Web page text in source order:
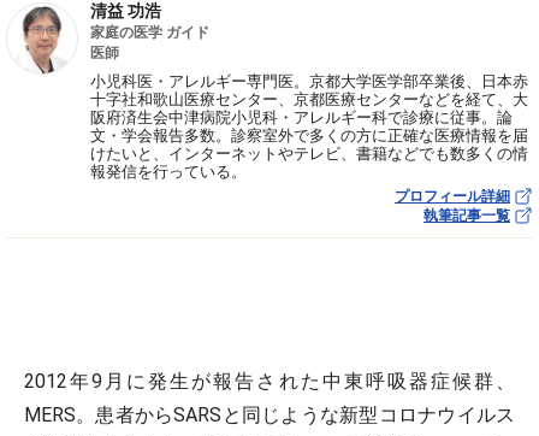
清益 功浩
家庭の医学 ガイド
医師
小児科医・アレルギー専門医。京都大学医学部卒業後、日本赤
十字社和歌山医療センター、京都医療センターなどを経て、大
阪府済生会中津病院小児科・アレルギー科で診療に従事。論
文・学会報告多数。診察室外で多くの方に正確な医療情報を届
けたいと、インターネットやテレビ、書籍などでも数多くの情
報発信を行っている。
プロフィール詳細
執筆記事一覧
2012年9月に発生が報告された中東呼吸器症候群、
MERS。患者からSARSと同じような新型コロナウイルス